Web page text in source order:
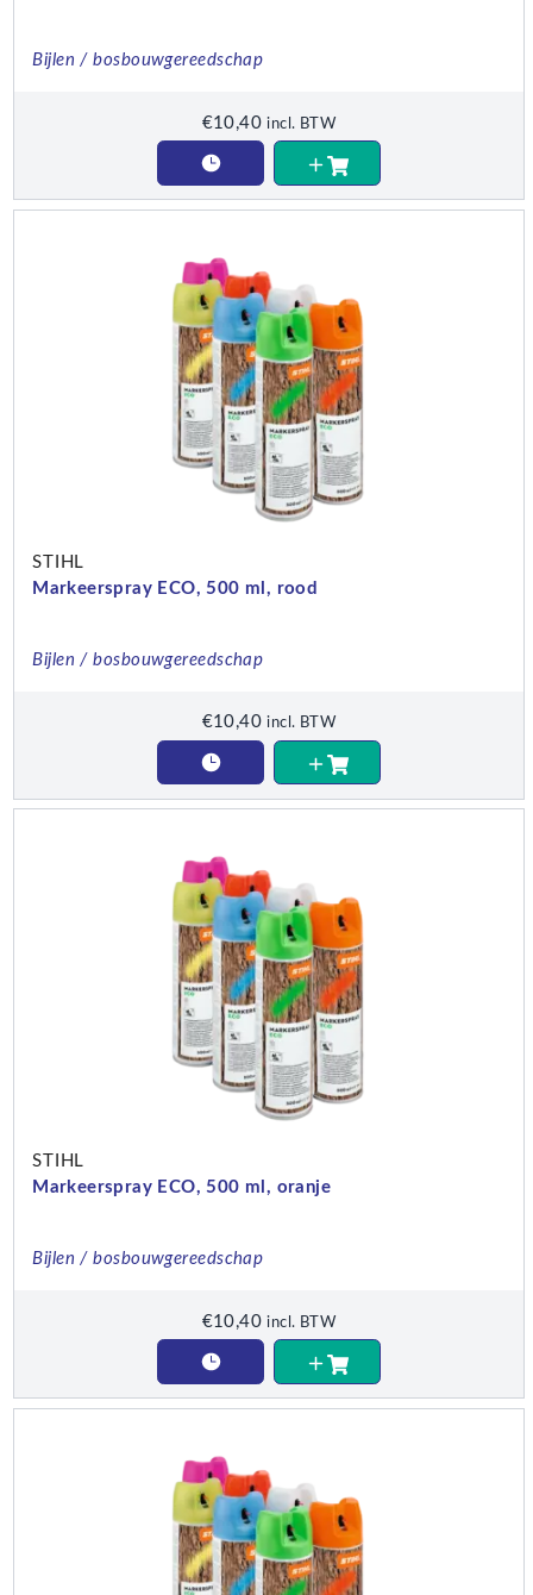
Bijlen / bosbouwgereedschap
€10,40 incl. BTW
STIHL
Markeerspray ECO, 500 ml, rood
Bijlen / bosbouwgereedschap
€10,40 incl. BTW
STIHL
Markeerspray ECO, 500 ml, oranje
Bijlen / bosbouwgereedschap
€10,40 incl. BTW